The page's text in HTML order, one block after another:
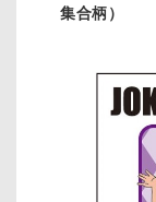
集合柄）